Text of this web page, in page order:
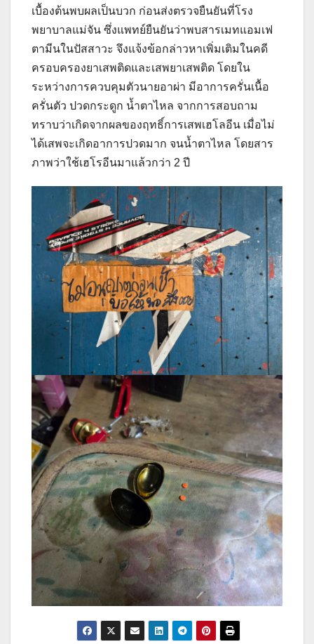
เบื้องต้นพบผลเป็นบวก ก่อนส่งตรวจยืนยันที่โรง
พยาบาลแม่จัน ซึ่งแพทย์ยืนยันว่าพบสารเมทแอมเฟ
ตามีนในปัสสาวะ จึงแจ้งข้อกล่าวหาเพิ่มเติมในคดี
ครอบครองยาเสพติดและเสพยาเสพติด โดยใน
ระหว่างการควบคุมตัวนายอาผ่า มีอาการครั่นเนื้อ
ครั่นตัว ปวดกระดูก น้ำตาไหล จากการสอบถาม
ทราบว่าเกิดจากผลของฤทธิ์การเสพเฮโลอีน เมื่อไม่
ได้เสพจะเกิดอาการปวดมาก จนน้ำตาไหล โดยสาร
ภาพว่าใช้เฮโรอีนมาแล้วกว่า 2 ปี